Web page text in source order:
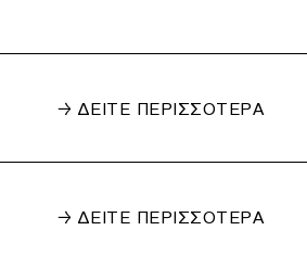
→ ΔΕΙΤΕ ΠΕΡΙΣΣΟΤΕΡΑ
→ ΔΕΙΤΕ ΠΕΡΙΣΣΟΤΕΡΑ